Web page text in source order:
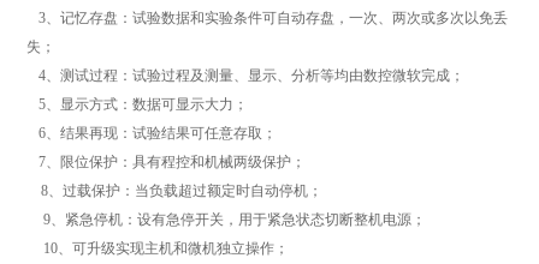
3、记忆存盘：试验数据和实验条件可自动存盘，一次、两次或多次以免丢
失；
4、测试过程：试验过程及测量、显示、分析等均由数控微软完成；
5、显示方式：数据可显示大力；
6、结果再现：试验结果可任意存取；
7、限位保护：具有程控和机械两级保护；
8、过载保护：当负载超过额定时自动停机；
9、紧急停机：设有急停开关，用于紧急状态切断整机电源；
10、可升级实现主机和微机独立操作；